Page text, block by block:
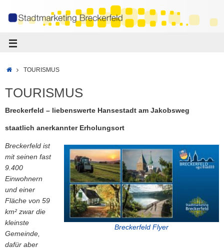
TOURISMUS
TOURISMUS
Breckerfeld – liebenswerte Hansestadt am Jakobsweg
staatlich anerkannter Erholungsort
Breckerfeld Flyer
Breckerfeld ist
mit seinen fast
9.400
Einwohnern
und einer
Fläche von 59
km² zwar die
kleinste
Gemeinde,
dafür aber